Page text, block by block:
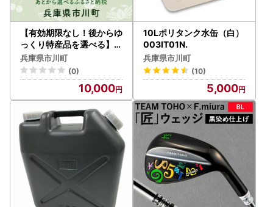
【有効期限なし！後からゆ
っくり特産品を選べる】兵
庫県市川町カタログポイン
ト
兵庫県市川町
(0)
10,000
10Lポリタンク水缶（白）
003IT01N.
兵庫県市川町
(10)
5,000